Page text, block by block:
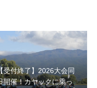
) 「小学生ラン教室」
受付終了】2026大会同
開催！カヤックに乗っ